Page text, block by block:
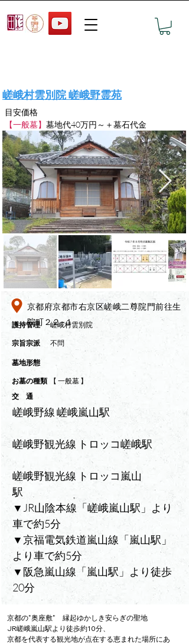
嵯峨村雲別院 嵯峨野霊苑
目安価格
【一般墓】 墓地代40万円～＋墓石代金
​護持管理 嵯峨村雲別院
​宗旨宗派 不問
墓地形態
​お墓の種類
【 一般墓 】
交 通
嵯峨野線 嵯峨嵐山駅
嵯峨野観光線 トロッコ嵯峨駅
嵯峨野観光線 トロッコ嵐山
駅
▼JR山陰本線「嵯峨嵐山駅」より
車で約5分
▼京福電気鉄道嵐山線「嵐山駅」
より車で約5分
▼阪急嵐山線「嵐山駅」より徒歩
20分
京都府京都市右京区嵯峨二尊院門前往生
院町２２−１
京都の"奥座敷"　縁起ゆかしき安らぎの聖地
JR嵯峨嵐山駅より徒歩約10分、
京都を代表する観光地が点在する恵まれた場所にあ